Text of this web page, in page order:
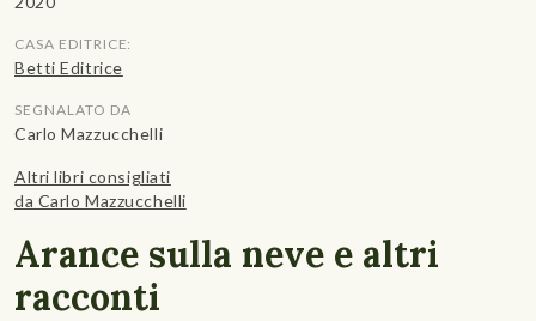
CASA EDITRICE:
Betti Editrice
SEGNALATO DA
Carlo Mazzucchelli
Altri libri consigliati
da Carlo Mazzucchelli
Arance sulla neve e altri
racconti